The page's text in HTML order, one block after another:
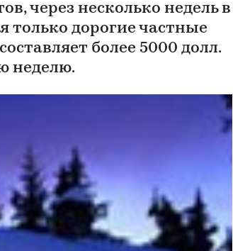
через несколько недель в
только дорогие частные
более 5000 долл.
неделю.